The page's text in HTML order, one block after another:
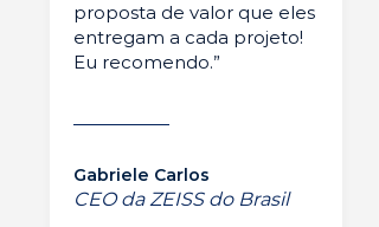
proposta de valor que eles
entregam a cada projeto!
Eu recomendo.”
Gabriele Carlos
CEO da ZEISS do Brasil